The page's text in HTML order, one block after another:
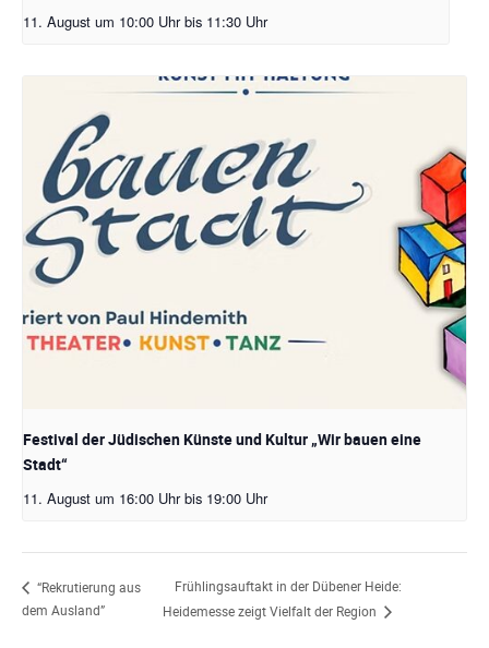
11. August um 10:00 Uhr bis 11:30 Uhr
Festival der Jüdischen Künste und Kultur „Wir bauen eine
Stadt“
11. August um 16:00 Uhr bis 19:00 Uhr
“Rekrutierung aus
dem Ausland”
Frühlingsauftakt in der Dübener Heide:
Heidemesse zeigt Vielfalt der Region